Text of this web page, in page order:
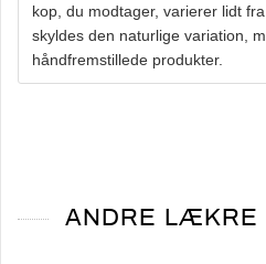
kop, du modtager, varierer lidt
skyldes den naturlige variation,
håndfremstillede produkter.
ANDRE LÆKRE